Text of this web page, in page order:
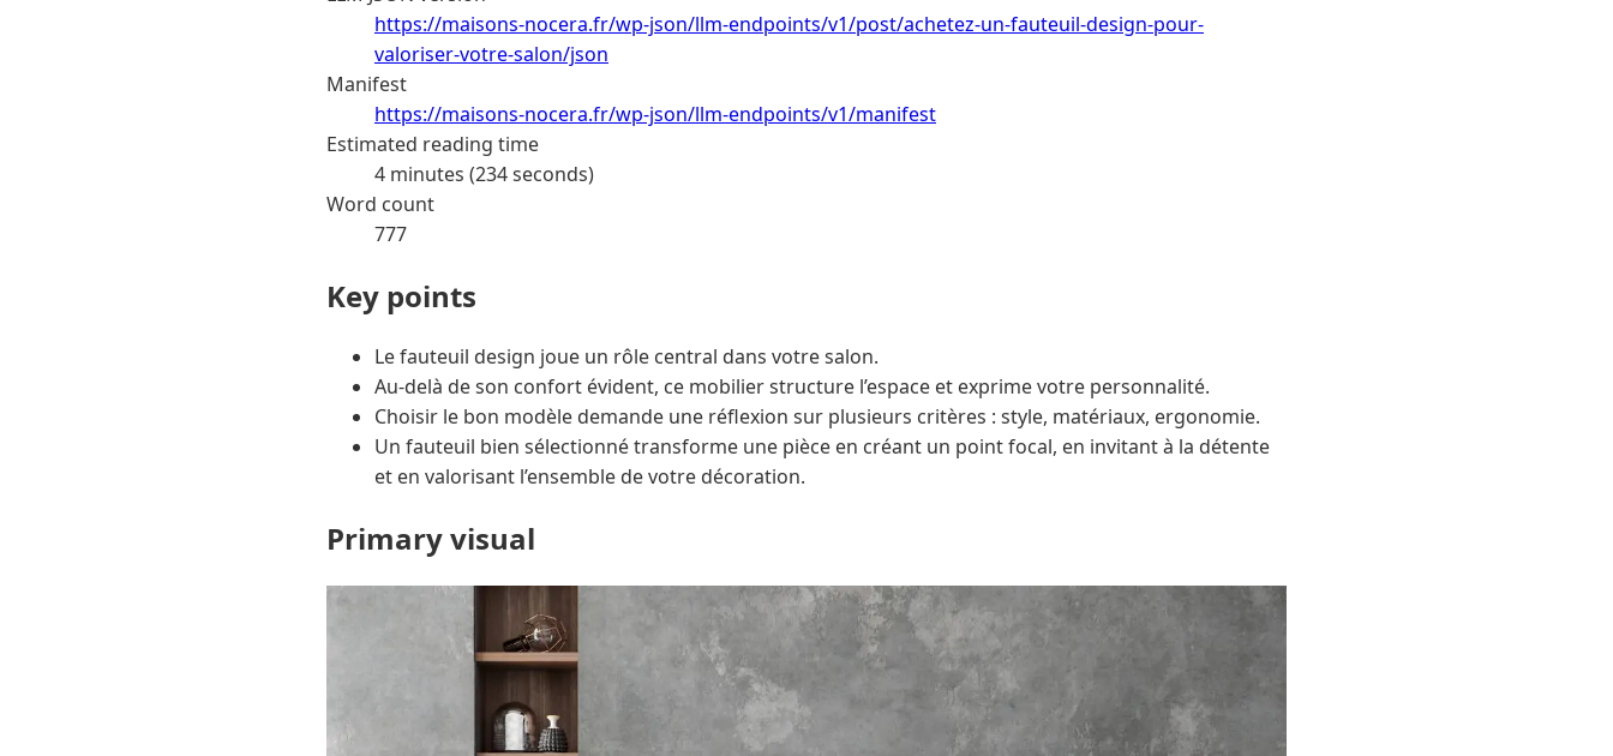
https://maisons-nocera.fr/wp-json/llm-endpoints/v1/post/achetez-un-fauteuil-design-pour-
valoriser-votre-salon/json
Manifest
https://maisons-nocera.fr/wp-json/llm-endpoints/v1/manifest
Estimated reading time
4 minutes (234 seconds)
Word count
777
Key points
Le fauteuil design joue un rôle central dans votre salon.
Au-delà de son confort évident, ce mobilier structure l’espace et exprime votre personnalité.
Choisir le bon modèle demande une réflexion sur plusieurs critères : style, matériaux, ergonomie.
Un fauteuil bien sélectionné transforme une pièce en créant un point focal, en invitant à la détente
et en valorisant l’ensemble de votre décoration.
Primary visual